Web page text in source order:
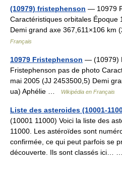
(10979) fristephenson — 10979
Caractéristiques orbitales Époque
Demi grand axe 367,611×106
Français
10979 Fristephenson — (10979)
Fristephenson pas de photo
mai 2005 (JJ 2453500,5) Demi
ua) Aphélie …
Wikipédia en Français
Liste des asteroides (10001-
(10001 11000) Voici la liste des
11000. Les astéroïdes sont
confirmée, ce qui peut parfois se
découverte. Ils sont classés ici…